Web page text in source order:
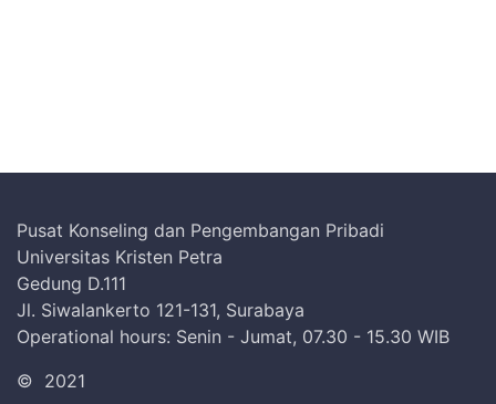
Pusat Konseling dan Pengembangan Pribadi
Universitas Kristen Petra
Gedung D.111
Jl. Siwalankerto 121-131, Surabaya
Operational hours: Senin - Jumat, 07.30 - 15.30 WIB
© 2021